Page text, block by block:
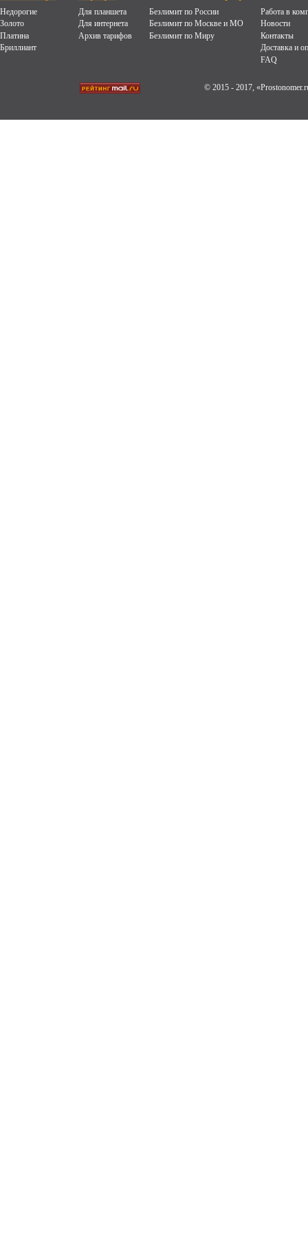
Недорогие
Золото
Платина
Бриллиант
Для планшета
Для интернета
Архив тарифов
Безлимит по России
Безлимит по Москве и МО
Безлимит по Миру
Работа в
Новости
Контакты
Доставка и
FAQ
© 2015 - 2017,